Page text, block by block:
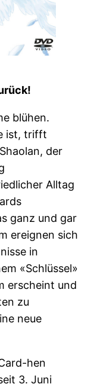
blühen.
ist, trifft
der
Alltag
ganz und gar
ereignen sich
in
«Schlüssel»
erscheint und
zu
neue
hen
3. Juni